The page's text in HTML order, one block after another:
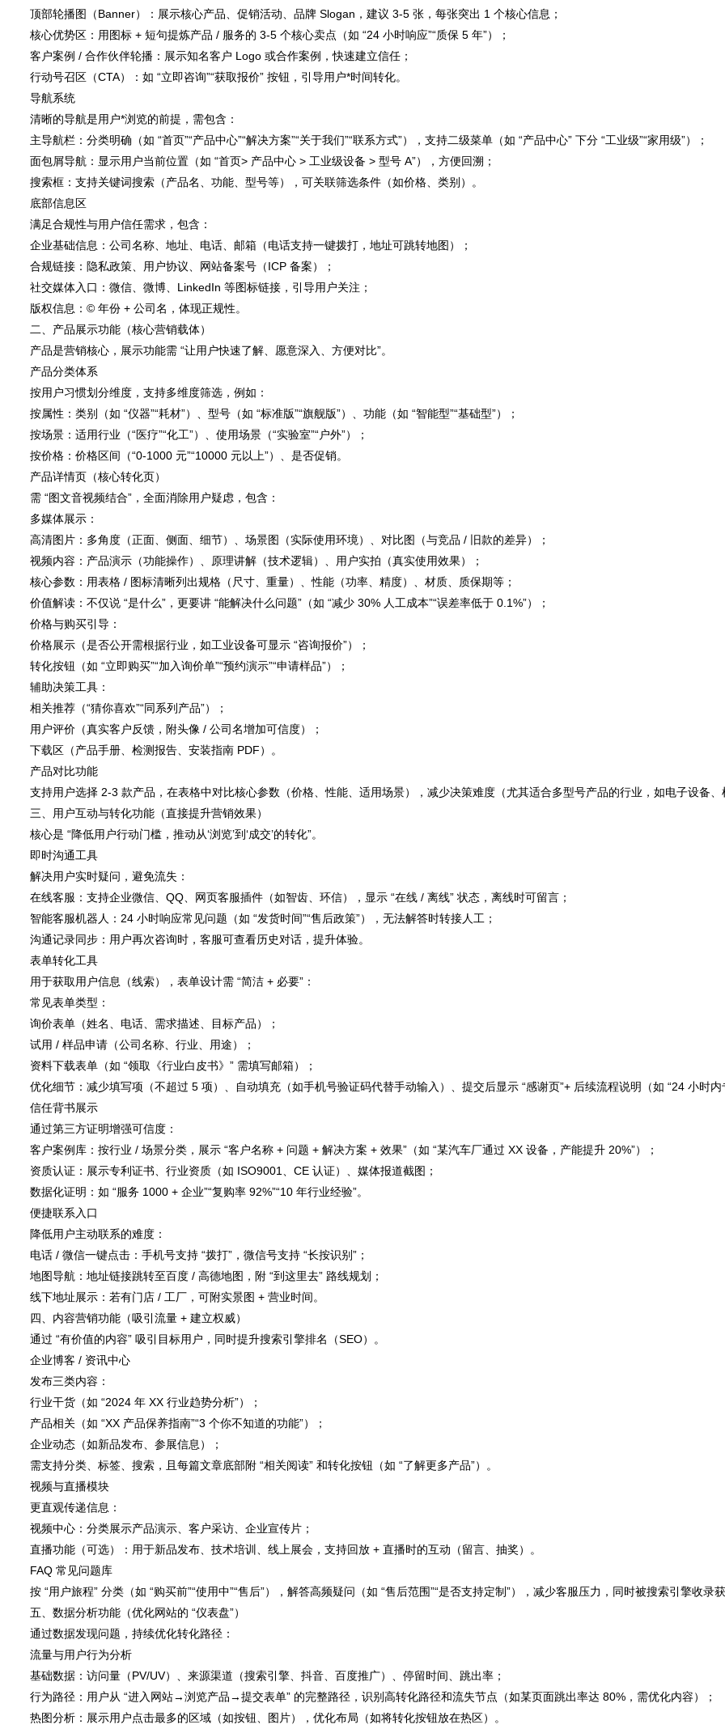
顶部轮播图（Banner）：展示核心产品、促销活动、品牌 Slogan，建议 3-5 张，每张突出 1 个核心信息；
核心优势区：用图标 + 短句提炼产品 / 服务的 3-5 个核心卖点（如 “24 小时响应”“质保 5 年”）；
客户案例 / 合作伙伴轮播：展示知名客户 Logo 或合作案例，快速建立信任；
行动号召区（CTA）：如 “立即咨询”“获取报价” 按钮，引导用户*时间转化。
导航系统
清晰的导航是用户*浏览的前提，需包含：
主导航栏：分类明确（如 “首页”“产品中心”“解决方案”“关于我们”“联系方式”），支持二级菜单（如 “产品中心” 下分 “工业级”“家用级”）；
面包屑导航：显示用户当前位置（如 “首页> 产品中心 > 工业级设备 > 型号 A”），方便回溯；
搜索框：支持关键词搜索（产品名、功能、型号等），可关联筛选条件（如价格、类别）。
底部信息区
满足合规性与用户信任需求，包含：
企业基础信息：公司名称、地址、电话、邮箱（电话支持一键拨打，地址可跳转地图）；
合规链接：隐私政策、用户协议、网站备案号（ICP 备案）；
社交媒体入口：微信、微博、LinkedIn 等图标链接，引导用户关注；
版权信息：© 年份 + 公司名，体现正规性。
二、产品展示功能（核心营销载体）
产品是营销核心，展示功能需 “让用户快速了解、愿意深入、方便对比”。
产品分类体系
按用户习惯划分维度，支持多维度筛选，例如：
按属性：类别（如 “仪器”“耗材”）、型号（如 “标准版”“旗舰版”）、功能（如 “智能型”“基础型”）；
按场景：适用行业（“医疗”“化工”）、使用场景（“实验室”“户外”）；
按价格：价格区间（“0-1000 元”“10000 元以上”）、是否促销。
产品详情页（核心转化页）
需 “图文音视频结合”，全面消除用户疑虑，包含：
多媒体展示：
高清图片：多角度（正面、侧面、细节）、场景图（实际使用环境）、对比图（与竞品 / 旧款的差异）；
视频内容：产品演示（功能操作）、原理讲解（技术逻辑）、用户实拍（真实使用效果）；
核心参数：用表格 / 图标清晰列出规格（尺寸、重量）、性能（功率、精度）、材质、质保期等；
价值解读：不仅说 “是什么”，更要讲 “能解决什么问题”（如 “减少 30% 人工成本”“误差率低于 0.1%”）；
价格与购买引导：
价格展示（是否公开需根据行业，如工业设备可显示 “咨询报价”）；
转化按钮（如 “立即购买”“加入询价单”“预约演示”“申请样品”）；
辅助决策工具：
相关推荐（“猜你喜欢”“同系列产品”）；
用户评价（真实客户反馈，附头像 / 公司名增加可信度）；
下载区（产品手册、检测报告、安装指南 PDF）。
产品对比功能
支持用户选择 2-3 款产品，在表格中对比核心参数（价格、性能、适用场景），减少决策难度（尤其适合多型号产品的行业，如电子设备、
三、用户互动与转化功能（直接提升营销效果）
核心是 “降低用户行动门槛，推动从‘浏览’到‘成交’的转化”。
即时沟通工具
解决用户实时疑问，避免流失：
在线客服：支持企业微信、QQ、网页客服插件（如智齿、环信），显示 “在线 / 离线” 状态，离线时可留言；
智能客服机器人：24 小时响应常见问题（如 “发货时间”“售后政策”），无法解答时转接人工；
沟通记录同步：用户再次咨询时，客服可查看历史对话，提升体验。
表单转化工具
用于获取用户信息（线索），表单设计需 “简洁 + 必要”：
常见表单类型：
询价表单（姓名、电话、需求描述、目标产品）；
试用 / 样品申请（公司名称、行业、用途）；
资料下载表单（如 “领取《行业白皮书》” 需填写邮箱）；
优化细节：减少填写项（不超过 5 项）、自动填充（如手机号验证码代替手动输入）、提交后显示 “感谢页”+ 后续流程说明（如 “24 小时内
信任背书展示
通过第三方证明增强可信度：
客户案例库：按行业 / 场景分类，展示 “客户名称 + 问题 + 解决方案 + 效果”（如 “某汽车厂通过 XX 设备，产能提升 20%”）；
资质认证：展示专利证书、行业资质（如 ISO9001、CE 认证）、媒体报道截图；
数据化证明：如 “服务 1000 + 企业”“复购率 92%”“10 年行业经验”。
便捷联系入口
降低用户主动联系的难度：
电话 / 微信一键点击：手机号支持 “拨打”，微信号支持 “长按识别”；
地图导航：地址链接跳转至百度 / 高德地图，附 “到这里去” 路线规划；
线下地址展示：若有门店 / 工厂，可附实景图 + 营业时间。
四、内容营销功能（吸引流量 + 建立权威）
通过 “有价值的内容” 吸引目标用户，同时提升搜索引擎排名（SEO）。
企业博客 / 资讯中心
发布三类内容：
行业干货（如 “2024 年 XX 行业趋势分析”）；
产品相关（如 “XX 产品保养指南”“3 个你不知道的功能”）；
企业动态（如新品发布、参展信息）；
需支持分类、标签、搜索，且每篇文章底部附 “相关阅读” 和转化按钮（如 “了解更多产品”）。
视频与直播模块
更直观传递信息：
视频中心：分类展示产品演示、客户采访、企业宣传片；
直播功能（可选）：用于新品发布、技术培训、线上展会，支持回放 + 直播时的互动（留言、抽奖）。
FAQ 常见问题库
按 “用户旅程” 分类（如 “购买前”“使用中”“售后”），解答高频疑问（如 “售后范围”“是否支持定制”），减少客服压力，同时被搜索引擎收录获
五、数据分析功能（优化网站的 “仪表盘”）
通过数据发现问题，持续优化转化路径：
流量与用户行为分析
基础数据：访问量（PV/UV）、来源渠道（搜索引擎、抖音、百度推广）、停留时间、跳出率；
行为路径：用户从 “进入网站→浏览产品→提交表单” 的完整路径，识别高转化路径和流失节点（如某页面跳出率达 80%，需优化内容）；
热图分析：展示用户点击最多的区域（如按钮、图片），优化布局（如将转化按钮放在热区）。